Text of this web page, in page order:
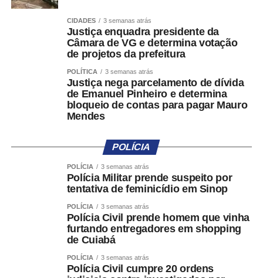
CIDADES 3 semanas atrás
Justiça enquadra presidente da
Câmara de VG e determina votação
de projetos da prefeitura
POLÍTICA 3 semanas atrás
Justiça nega parcelamento de dívida
de Emanuel Pinheiro e determina
bloqueio de contas para pagar Mauro
Mendes
POLÍCIA
POLÍCIA 3 semanas atrás
Polícia Militar prende suspeito por
tentativa de feminicídio em Sinop
POLÍCIA 3 semanas atrás
Polícia Civil prende homem que vinha
furtando entregadores em shopping
de Cuiabá
POLÍCIA 3 semanas atrás
Polícia Civil cumpre 20 ordens